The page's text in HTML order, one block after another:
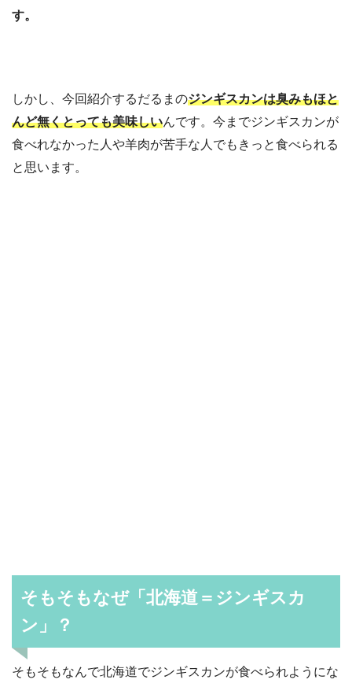
す。
しかし、今回紹介するだるまのジンギスカンは臭みもほと
んど無くとっても美味しいんです。今までジンギスカンが
食べれなかった人や羊肉が苦手な人でもきっと食べられる
と思います。
そもそもなぜ「北海道＝ジンギスカ
ン」？
そもそもなんで北海道でジンギスカンが食べられようにな